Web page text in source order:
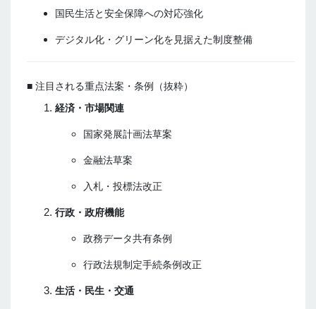
国民生活と安全保障への対応強化
デジタル化・グリーン化を見据えた制度整備
■ 注目される重点法案・条例（抜粋）
経済・市場関連
国家発展計画法草案
金融法草案
入札・投標法改正
行政・政府機能
政務データ共有条例
行政法規制定手続条例改正
生活・民生・交通